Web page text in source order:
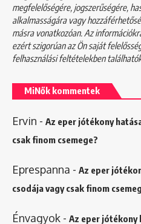
megfelelőségére, jogszerűségére,
alkalmasságára vagy
másra vonatkozóan. Az
ezért szigorúan az Ön saját
felhasználási feltételekben
MiNők kommentek
Ervin - Az eper jótékony
csak finom csemege?
Eprespanna - Az eper
csodája vagy csak finom
Énvagyok - Az eper jótékony